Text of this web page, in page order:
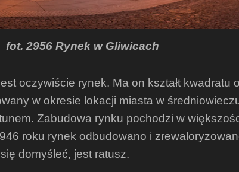
fot. 2956 Rynek w Gliwicach
oczywiście rynek. Ma on kształt kwadratu
w okresie lokacji miasta w
Zabudowa rynku pochodzi w
roku rynek odbudowano i
domyśleć, jest ratusz.